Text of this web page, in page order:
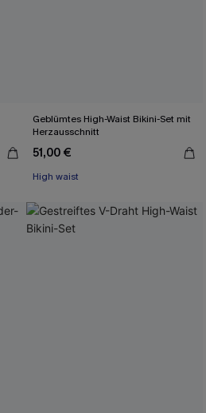
Geblümtes High-Waist Bikini-Set mit
Herzausschnitt
51,00 €
High waist